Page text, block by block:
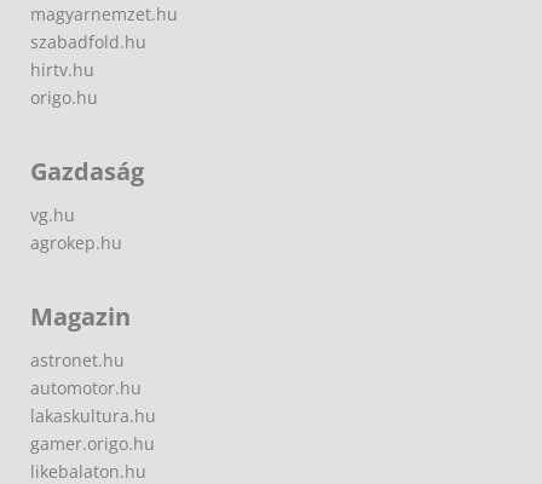
magyarnemzet.hu
szabadfold.hu
hirtv.hu
origo.hu
Gazdaság
vg.hu
agrokep.hu
Magazin
astronet.hu
automotor.hu
lakaskultura.hu
gamer.origo.hu
likebalaton.hu